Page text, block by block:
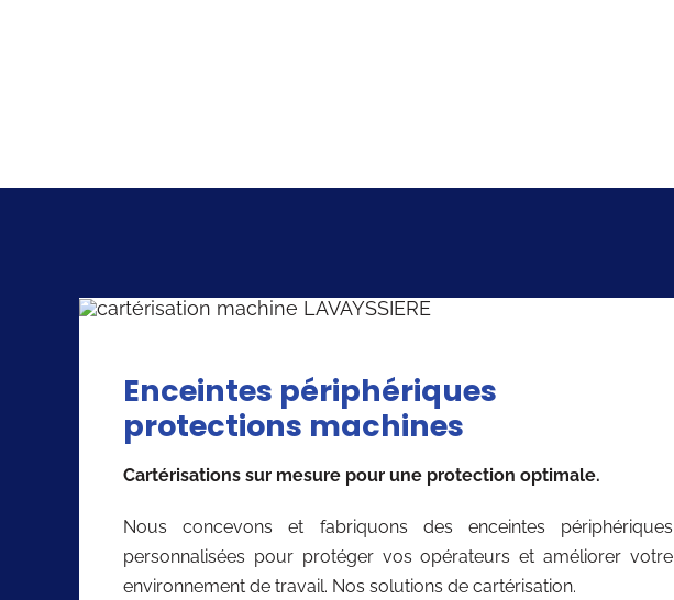
Enceintes périphériques
protections machines
Cartérisations sur mesure pour une protection optimale.
Nous concevons et fabriquons des enceintes périphériques
personnalisées pour protéger vos opérateurs et améliorer votre
environnement de travail. Nos solutions de cartérisation.